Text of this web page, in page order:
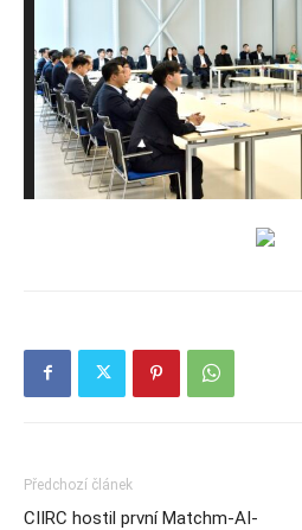
Předchozí článek
CIIRC hostil první Matchm-AI-